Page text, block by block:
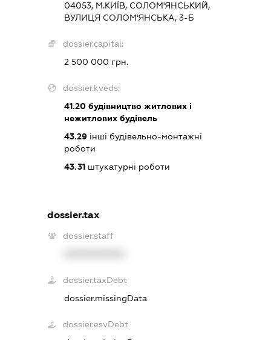
04053, М.КИЇВ, СОЛОМ'ЯНСЬКИЙ,
ВУЛИЦЯ СОЛОМ'ЯНСЬКА, 3-Б
dossier.capital:
2 500 000 грн.
dossier.kveds:
41.20 будівництво житлових і
нежитлових будівель
43.29 інші будівельно-монтажні
роботи
43.31 штукатурні роботи
dossier.tax
dossier.staff
dossier.taxDebt
dossier.missingData
dossier.esvDebt